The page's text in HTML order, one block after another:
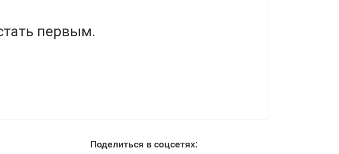
первым.
Поделиться в соцсетях: